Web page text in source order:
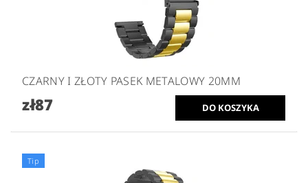
CZARNY I ZŁOTY PASEK METALOWY 20MM
zł87
Tip